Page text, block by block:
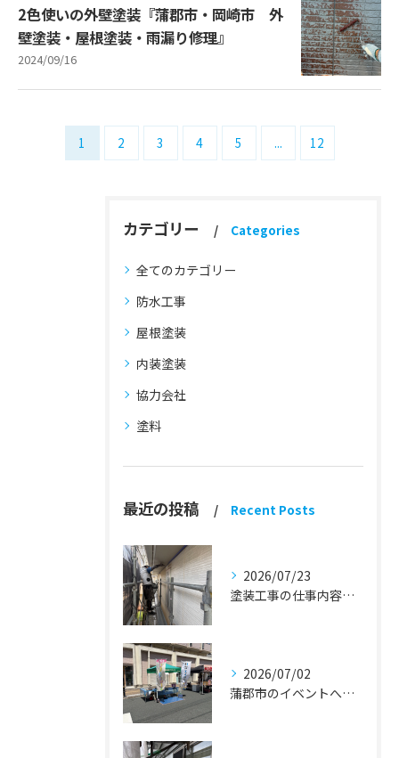
2色使いの外壁塗装『蒲郡市・岡崎市 外
壁塗装・屋根塗装・雨漏り修理』
2024/09/16
1 2 3 4 5 ... 12
カテゴリー Categories
全てのカテゴリー
防水工事
屋根塗装
内装塗装
協力会社
塗料
最近の投稿 Recent Posts
2026/07/23
塗装工事の仕事内容『蒲郡市・岡崎市 外壁塗装・屋根塗装・雨漏り修理』
2026/07/02
蒲郡市のイベントへ出店しました！『外壁塗装・屋根塗装・雨漏り修理』